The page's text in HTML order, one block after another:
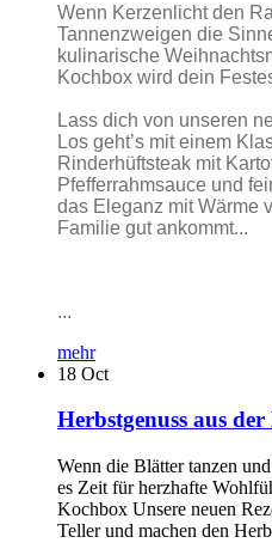
Wenn Kerzenlicht den
Tannenzweigen die
kulinarische
Kochbox wird dein
Lass dich von unseren
Los geht’s mit einem
Rinderhüftsteak mit
Pfefferrahmsauce und
das Eleganz mit Wärme
Familie gut ankommt...
...
mehr
18 Oct
Herbstgenuss aus
Wenn die Blätter tanzen
es Zeit für herzhafte
Kochbox Unsere neuen
Teller und machen den